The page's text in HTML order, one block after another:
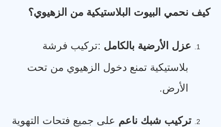
كيف نحمي البيوت البلاستيكية من الزهيوي؟
1. عزل الأرضية بالكامل :تركيب فرشة
بلاستيكية تمنع دخول الزهيوي من تحت
الأرض.
2. تركيب شبك ناعم على جميع فتحات التهوية